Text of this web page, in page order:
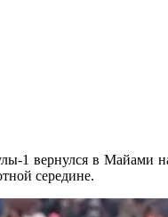
1 вернулся в Майами
середине.